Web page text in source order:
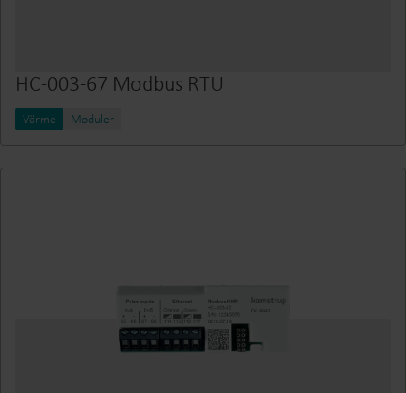
HC-003-67 Modbus RTU
Värme Moduler